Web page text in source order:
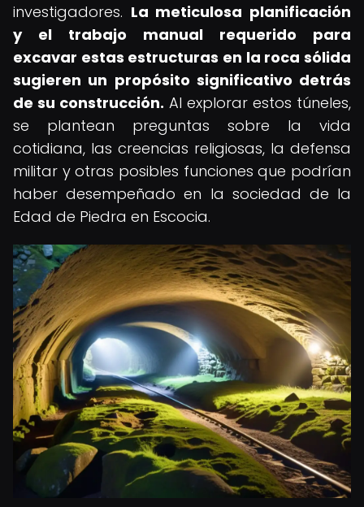
investigadores. La meticulosa planificación
y el trabajo manual requerido para
excavar estas estructuras en la roca sólida
sugieren un propósito significativo detrás
de su construcción. Al explorar estos túneles,
se plantean preguntas sobre la vida
cotidiana, las creencias religiosas, la defensa
militar y otras posibles funciones que podrían
haber desempeñado en la sociedad de la
Edad de Piedra en Escocia.